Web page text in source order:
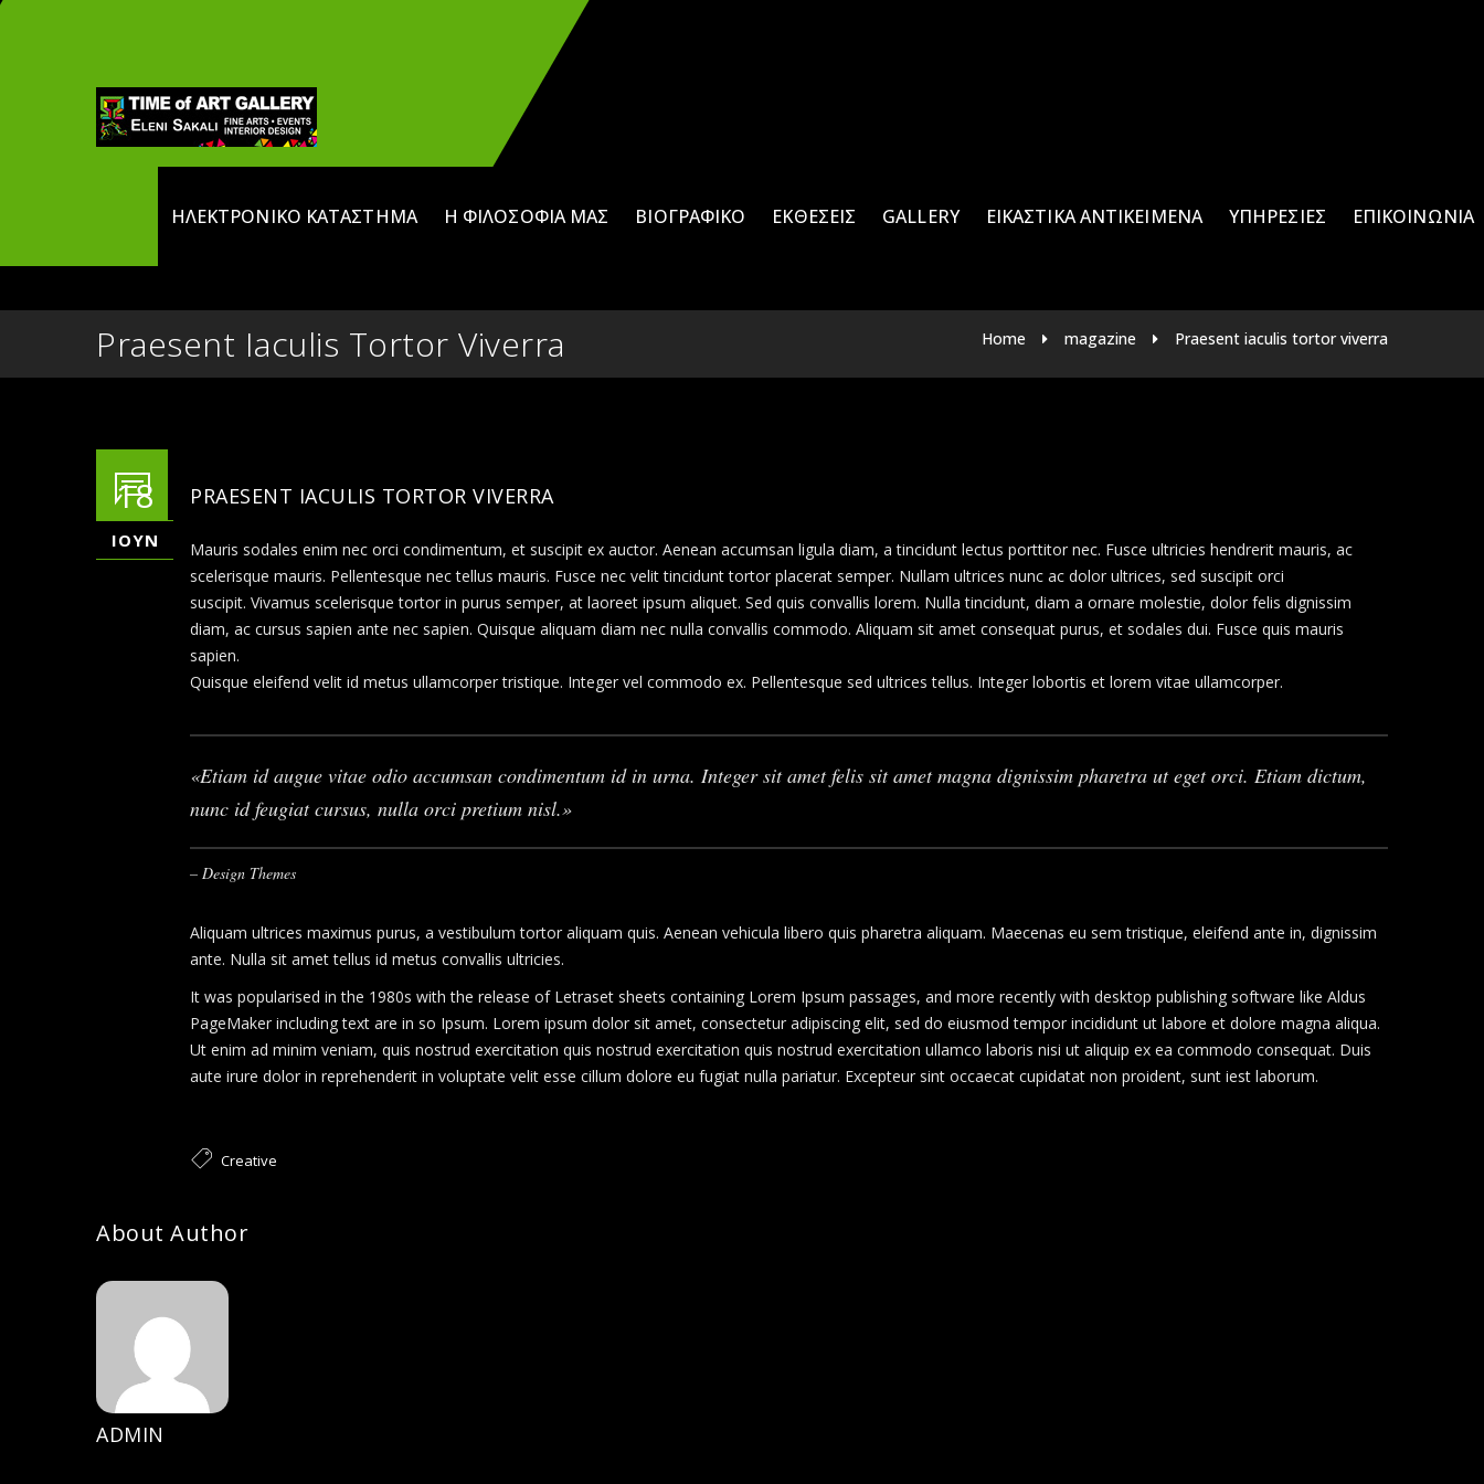
ΗΛΕΚΤΡΟΝΙΚΌ ΚΑΤΆΣΤΗΜΑ Η ΦΙΛΟΣΟΦΊΑ ΜΑΣ ΒΙΟΓΡΑΦΙΚΌ ΕΚΘΈΣΕΙΣ GALLERY ΕΙΚΑΣΤΙΚΑ ΑΝΤΙΚΕΙΜΕΝΑ ΥΠΗΡΕΣΊΕΣ ΕΠΙΚΟΙΝΩΝΊΑ
Praesent Iaculis Tortor Viverra Home magazine Praesent iaculis tortor viverra
18
ΙΟΎΝ
PRAESENT IACULIS TORTOR VIVERRA
Mauris sodales enim nec orci condimentum, et suscipit ex auctor. Aenean accumsan ligula diam, a tincidunt lectus porttitor nec. Fusce ultricies hendrerit mauris, ac
scelerisque mauris. Pellentesque nec tellus mauris. Fusce nec velit tincidunt tortor placerat semper. Nullam ultrices nunc ac dolor ultrices, sed suscipit orci
suscipit. Vivamus scelerisque tortor in purus semper, at laoreet ipsum aliquet. Sed quis convallis lorem. Nulla tincidunt, diam a ornare molestie, dolor felis dignissim
diam, ac cursus sapien ante nec sapien. Quisque aliquam diam nec nulla convallis commodo. Aliquam sit amet consequat purus, et sodales dui. Fusce quis mauris
sapien.
Quisque eleifend velit id metus ullamcorper tristique. Integer vel commodo ex. Pellentesque sed ultrices tellus. Integer lobortis et lorem vitae ullamcorper.
Etiam id augue vitae odio accumsan condimentum id in urna. Integer sit amet felis sit amet magna dignissim pharetra ut eget orci. Etiam dictum,
nunc id feugiat cursus, nulla orci pretium nisl.
– Design Themes
Aliquam ultrices maximus purus, a vestibulum tortor aliquam quis. Aenean vehicula libero quis pharetra aliquam. Maecenas eu sem tristique, eleifend ante in, dignissim
ante. Nulla sit amet tellus id metus convallis ultricies.
It was popularised in the 1980s with the release of Letraset sheets containing Lorem Ipsum passages, and more recently with desktop publishing software like Aldus
PageMaker including text are in so Ipsum. Lorem ipsum dolor sit amet, consectetur adipiscing elit, sed do eiusmod tempor incididunt ut labore et dolore magna aliqua.
Ut enim ad minim veniam, quis nostrud exercitation quis nostrud exercitation quis nostrud exercitation ullamco laboris nisi ut aliquip ex ea commodo consequat. Duis
aute irure dolor in reprehenderit in voluptate velit esse cillum dolore eu fugiat nulla pariatur. Excepteur sint occaecat cupidatat non proident, sunt iest laborum.
Creative
About Author
ADMIN